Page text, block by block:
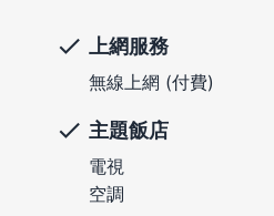
上網服務
無線上網 (付費)
主題飯店
電視
空調